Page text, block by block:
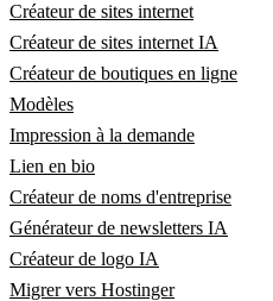
Créateur de sites internet
Créateur de sites internet IA
Créateur de boutiques en ligne
Modèles
Impression à la demande
Lien en bio
Créateur de noms d'entreprise
Générateur de newsletters IA
Créateur de logo IA
Migrer vers Hostinger